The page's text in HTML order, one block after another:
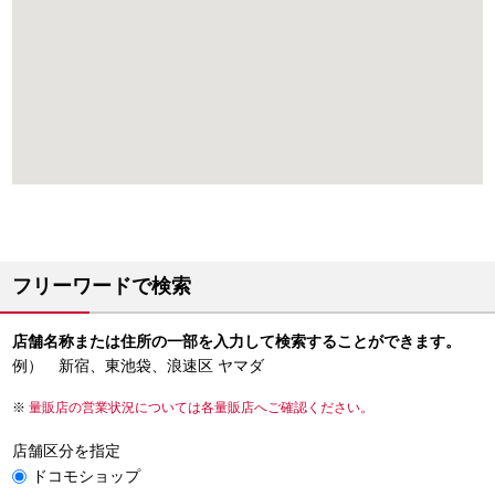
フリーワードで検索
店舗名称または住所の一部を入力して検索することができます。
例） 新宿、東池袋、浪速区 ヤマダ
量販店の営業状況については各量販店へご確認ください。
店舗区分を指定
ドコモショップ